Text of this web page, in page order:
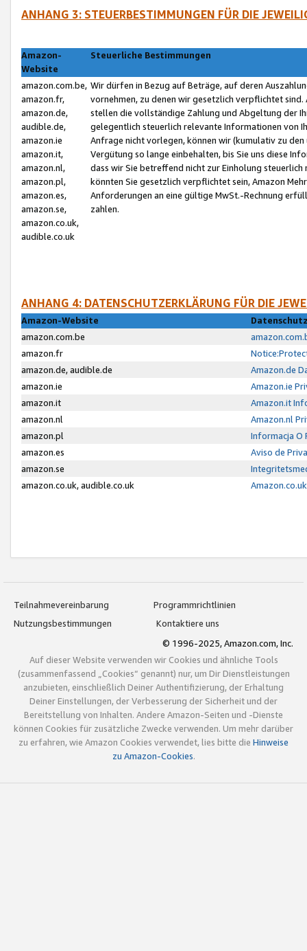
ANHANG 3: STEUERBESTIMMUNGEN FÜR DIE
Amazon-
Website
Steuerliche Bestimmungen
amazon.com.be,
amazon.fr,
amazon.de,
audible.de,
amazon.ie
amazon.it,
amazon.nl,
amazon.pl,
amazon.es,
amazon.se,
amazon.co.uk,
audible.co.uk
Wir dürfen in Bezug auf Beträge, auf deren
vornehmen, zu denen wir gesetzlich verpflichtet
stellen die vollständige Zahlung und Abgeltung der
gelegentlich steuerlich relevante Informationen von
Anfrage nicht vorlegen, können wir (kumulativ zu
Vergütung so lange einbehalten, bis Sie uns diese
dass wir Sie betreffend nicht zur Einholung
könnten Sie gesetzlich verpflichtet sein, Amazon
Anforderungen an eine gültige MwSt.-Rechnung
zahlen.
ANHANG 4: DATENSCHUTZERKLÄRUNG FÜR DIE
Amazon-Website
amazon.com.be
amazon.fr
amazon.de, audible.de
Amazon.de
amazon.ie
Amazon.ie
amazon.it
Amazon.it
amazon.nl
Amazon.nl
amazon.pl
Informacja O
amazon.es
Aviso de
amazon.se
amazon.co.uk, audible.co.uk
Teilnahmevereinbarung
Programmrichtlinien
Nutzungsbestimmungen
Kontaktiere uns
© 1996-2025, Amazon.com, Inc.
Auf dieser Website verwenden wir Cookies und ähnliche Tools
(zusammenfassend „Cookies“ genannt) nur, um Dir Dienstleistungen
anzubieten, einschließlich Deiner Authentifizierung, der Erhaltung
Deiner Einstellungen, der Verbesserung der Sicherheit und der
Bereitstellung von Inhalten. Andere Amazon-Seiten und -Dienste
können Cookies für zusätzliche Zwecke verwenden. Um mehr darüber
zu erfahren, wie Amazon Cookies verwendet, lies bitte die Hinweise
zu Amazon-Cookies.